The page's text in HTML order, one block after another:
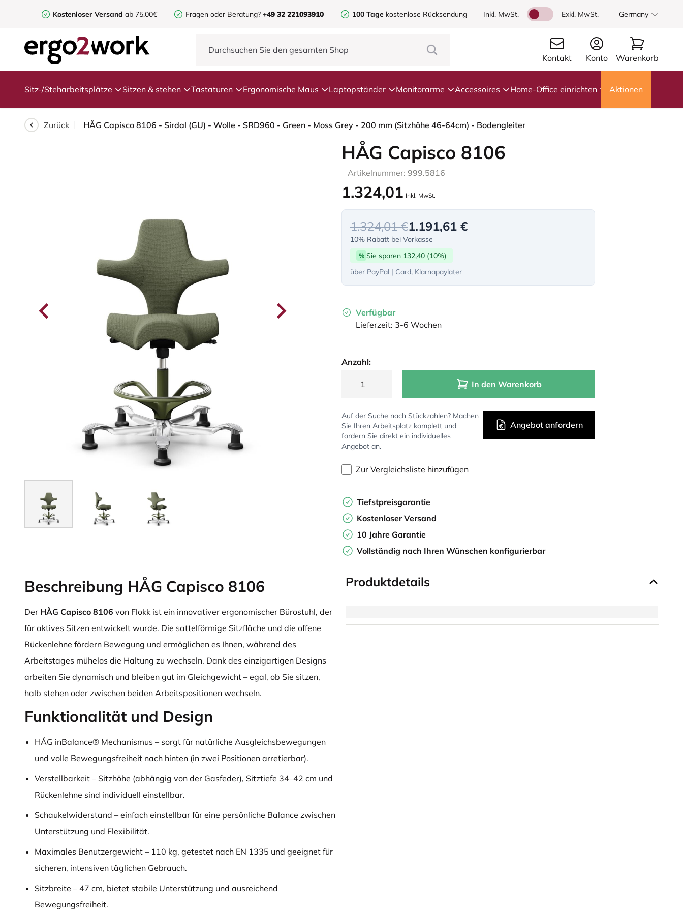
Kostenloser Versand ab 75,00€ Fragen oder Beratung? +49 32 221093910 100 Tage kostenlose Rücksendung Inkl. MwSt. Exkl. MwSt. Germany
Kontakt Konto Warenkorb
Sitz-/Steharbeitsplätze Sitzen & stehen Tastaturen Ergonomische Maus Laptopständer Monitorarme Accessoires Home-Office einrichten Aktionen
Zurück HÅG Capisco 8106 - Sirdal (GU) - Wolle - SRD960 - Green - Moss Grey - 200 mm (Sitzhöhe 46-64cm) - Bodengleiter
HÅG Capisco 8106
Artikelnummer: 999.5816
1.324,01 Inkl. MwSt.
1.324,01 €1.191,61 €
10% Rabatt bei Vorkasse
% Sie sparen 132,40 (10%)
über PayPal | Card, Klarnapaylater
Verfügbar
Lieferzeit: 3-6 Wochen
Anzahl:
In den Warenkorb
Auf der Suche nach Stückzahlen? Machen
Sie Ihren Arbeitsplatz komplett und
fordern Sie direkt ein individuelles
Angebot an.
Angebot anfordern
Zur Vergleichsliste hinzufügen
Tiefstpreisgarantie
Kostenloser Versand
10 Jahre Garantie
Vollständig nach Ihren Wünschen konfigurierbar
Beschreibung HÅG Capisco 8106
Der HÅG Capisco 8106 von Flokk ist ein innovativer ergonomischer Bürostuhl, der
für aktives Sitzen entwickelt wurde. Die sattelförmige Sitzfläche und die offene
Rückenlehne fördern Bewegung und ermöglichen es Ihnen, während des
Arbeitstages mühelos die Haltung zu wechseln. Dank des einzigartigen Designs
arbeiten Sie dynamisch und bleiben gut im Gleichgewicht – egal, ob Sie sitzen,
halb stehen oder zwischen beiden Arbeitspositionen wechseln.
Funktionalität und Design
HÅG inBalance® Mechanismus – sorgt für natürliche Ausgleichsbewegungen
und volle Bewegungsfreiheit nach hinten (in zwei Positionen arretierbar).
Verstellbarkeit – Sitzhöhe (abhängig von der Gasfeder), Sitztiefe 34–42 cm und
Rückenlehne sind individuell einstellbar.
Schaukelwiderstand – einfach einstellbar für eine persönliche Balance zwischen
Unterstützung und Flexibilität.
Maximales Benutzergewicht – 110 kg, getestet nach EN 1335 und geeignet für
sicheren, intensiven täglichen Gebrauch.
Sitzbreite – 47 cm, bietet stabile Unterstützung und ausreichend
Bewegungsfreiheit.
Produktdetails